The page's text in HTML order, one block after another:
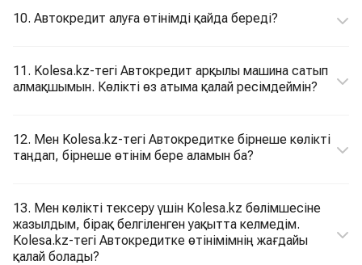
10. Автокредит алуға өтінімді қайда береді?
11. Kolesa.kz-тегі Автокредит арқылы машина сатып
алмақшымын. Көлікті өз атыма қалай ресімдеймін?
12. Мен Kolesa.kz-тегі Автокредитке бірнеше көлікті
таңдап, бірнеше өтінім бере аламын ба?
13. Мен көлікті тексеру үшін Kolesa.kz бөлімшесіне
жазылдым, бірақ белгіленген уақытта келмедім.
Kolesa.kz-тегі Автокредитке өтінімімнің жағдайы
қалай болады?